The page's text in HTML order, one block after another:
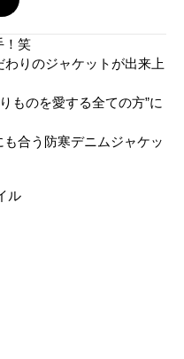
！笑
りのジャケットが出来上
ものを愛する全ての方”に
合う防寒デニムジャケッ
ル